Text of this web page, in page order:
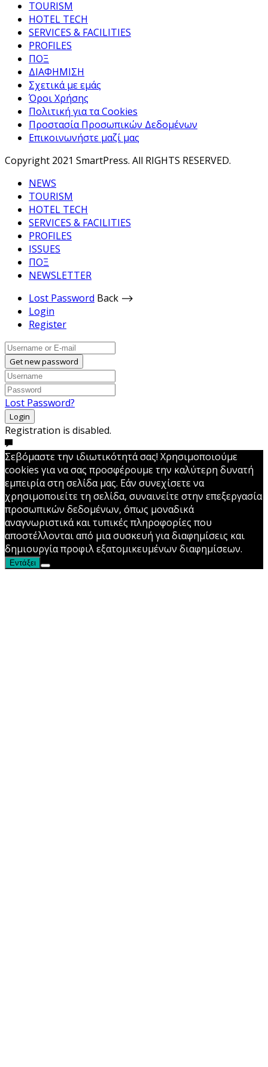
TOURISM
HOTEL TECH
SERVICES & FACILITIES
PROFILES
ΠΟΞ
ΔΙΑΦΗΜΙΣΗ
Σχετικά με εμάς
Όροι Χρήσης
Πολιτική για τα Cookies
Προστασία Προσωπικών Δεδομένων
Επικοινωνήστε μαζί μας
Copyright 2021 SmartPress. All RIGHTS RESERVED.
NEWS
TOURISM
HOTEL TECH
SERVICES & FACILITIES
PROFILES
ISSUES
ΠΟΞ
NEWSLETTER
Lost Password Back ⟶
Login
Register
Get new password
Lost Password?
Login
Registration is disabled.
Σεβόμαστε την ιδιωτικότητά σας! Χρησιμοποιούμε
cookies για να σας προσφέρουμε την καλύτερη δυνατή
εμπειρία στη σελίδα μας. Εάν συνεχίσετε να
χρησιμοποιείτε τη σελίδα, συναινείτε στην επεξεργασία
προσωπικών δεδομένων, όπως μοναδικά
αναγνωριστικά και τυπικές πληροφορίες που
αποστέλλονται από μια συσκευή για διαφημίσεις και
δημιουργία προφιλ εξατομικευμένων διαφημίσεων.
Εντάξει